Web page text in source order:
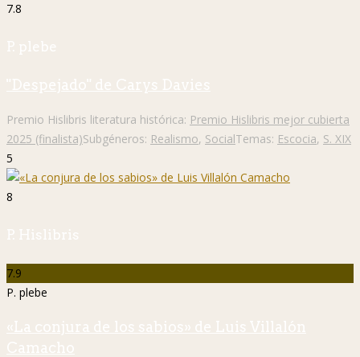
7.8
P. plebe
"Despejado" de Carys Davies
Premio Hislibris literatura histórica: Premio Hislibris mejor cubierta
2025 (finalista)Subgéneros: Realismo, SocialTemas: Escocia, S. XIX
5
8
P. Hislibris
7.9
P. plebe
«La conjura de los sabios» de Luis Villalón
Camacho